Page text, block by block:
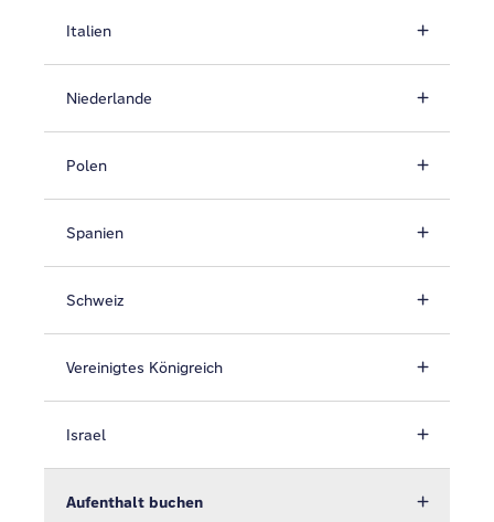
Italien
Niederlande
Polen
Spanien
Schweiz
Vereinigtes Königreich
Israel
Aufenthalt buchen